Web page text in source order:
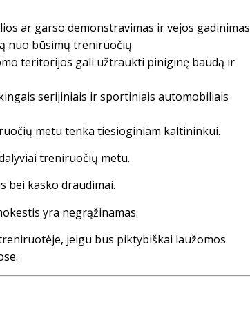
ar garso demonstravimas ir vejos gadinimas
nuo būsimų treniruočių
teritorijos gali užtraukti piniginę baudą ir
serijiniais ir sportiniais automobiliais
metu tenka tiesioginiam kaltininkui.
treniruočių metu.
bei kasko draudimai.
yra negrąžinamas.
jeigu bus piktybiškai laužomos